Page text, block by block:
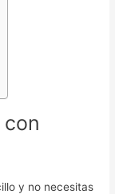
y no necesitas